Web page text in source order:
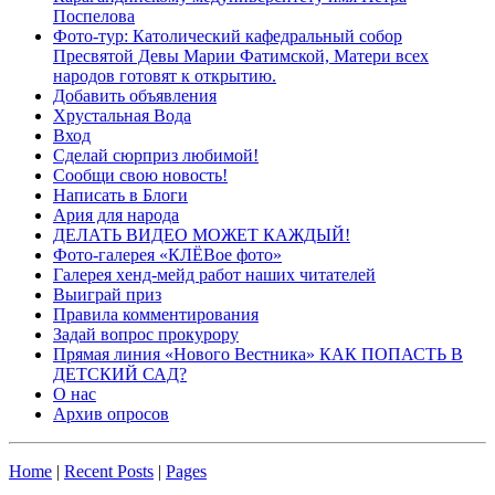
Поспелова
Фото-тур: Католический кафедральный собор
Пресвятой Девы Марии Фатимской, Матери всех
народов готовят к открытию.
Добавить объявления
Хрустальная Вода
Вход
Сделай сюрприз любимой!
Сообщи свою новость!
Написать в Блоги
Ария для народа
ДЕЛАТЬ ВИДЕО МОЖЕТ КАЖДЫЙ!
Фото-галерея «КЛЁВое фото»
Галерея хенд-мейд работ наших читателей
Выиграй приз
Правила комментирования
Задай вопрос прокурору
Прямая линия «Нового Вестника» КАК ПОПАСТЬ В
ДЕТСКИЙ САД?
О нас
Архив опросов
Home | Recent Posts | Pages